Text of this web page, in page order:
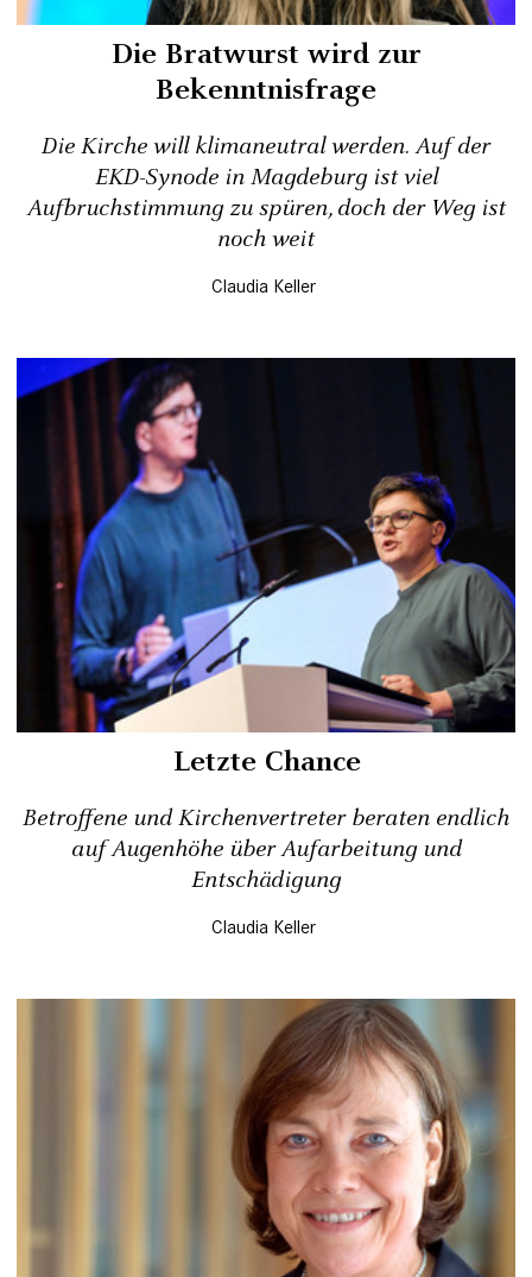
Die Bratwurst wird zur
Bekenntnisfrage
Die Kirche will klimaneutral werden. Auf der
EKD-Synode in Magdeburg ist viel
Aufbruchstimmung zu spüren, doch der Weg ist
noch weit
Claudia Keller
Letzte Chance
Betroffene und Kirchenvertreter beraten endlich
auf Augenhöhe über Aufarbeitung und
Entschädigung
Claudia Keller